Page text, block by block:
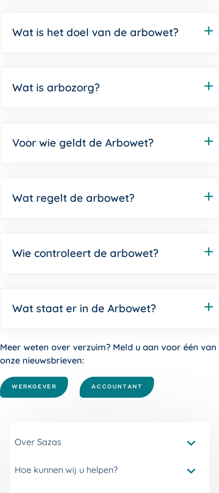
Wat is het doel van de arbowet?
Wat is arbozorg?
Voor wie geldt de Arbowet?
Wat regelt de arbowet?
Wie controleert de arbowet?
Wat staat er in de Arbowet?
Meer weten over verzuim? Meld u aan voor één van
onze nieuwsbrieven:
WERKGEVER ACCOUNTANT
Over Sazas
Pakketvergelijker Sazas
Hoe kunnen wij u helpen?